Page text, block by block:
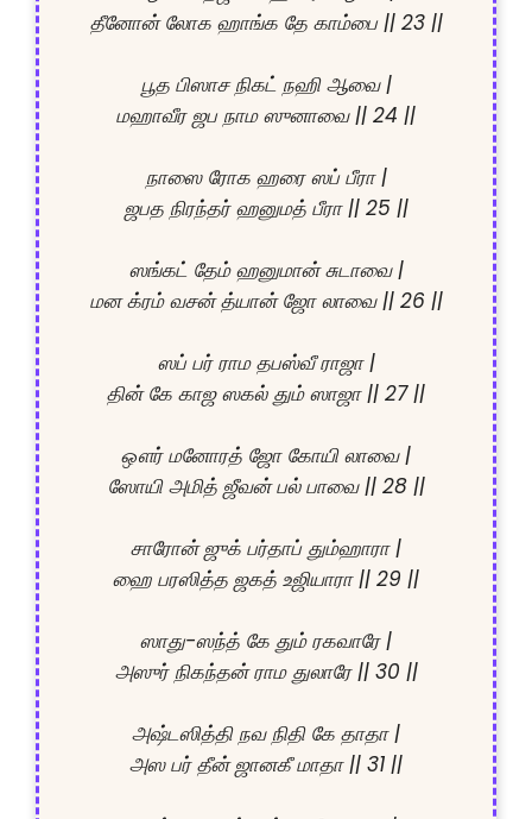
தீனோன் லோக ஹாங்க தே காம்பை || 23 ||
பூத பிஸாச நிகட் நஹி ஆவை |
மஹாவீர ஜப நாம ஸுனாவை || 24 ||
நாஸை ரோக ஹரை ஸப் பீரா |
ஜபத நிரந்தர் ஹனுமத் பீரா || 25 ||
ஸங்கட் தேம் ஹனுமான் சுடாவை |
மன க்ரம் வசன் த்யான் ஜோ லாவை || 26 ||
ஸப் பர் ராம தபஸ்வீ ராஜா |
தின் கே காஜ ஸகல் தும் ஸாஜா || 27 ||
ஔர் மனோரத் ஜோ கோயி லாவை |
ஸோயி அமித் ஜீவன் பல் பாவை || 28 ||
சாரோன் ஜுக் பர்தாப் தும்ஹாரா |
ஹை பரஸித்த ஜகத் உஜியாரா || 29 ||
ஸாது-ஸந்த் கே தும் ரகவாரே |
அஸுர் நிகந்தன் ராம துலாரே || 30 ||
அஷ்டஸித்தி நவ நிதி கே தாதா |
அஸ பர் தீன் ஜானகீ மாதா || 31 ||